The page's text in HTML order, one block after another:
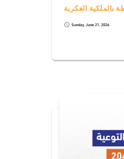
بالملكية الفكرية
schedule Sunday, June 21, 2026